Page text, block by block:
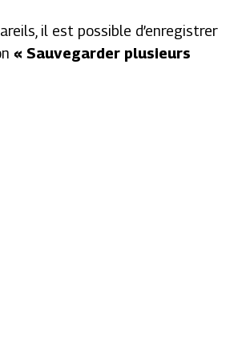
il est possible d’enregistrer
« Sauvegarder plusieurs